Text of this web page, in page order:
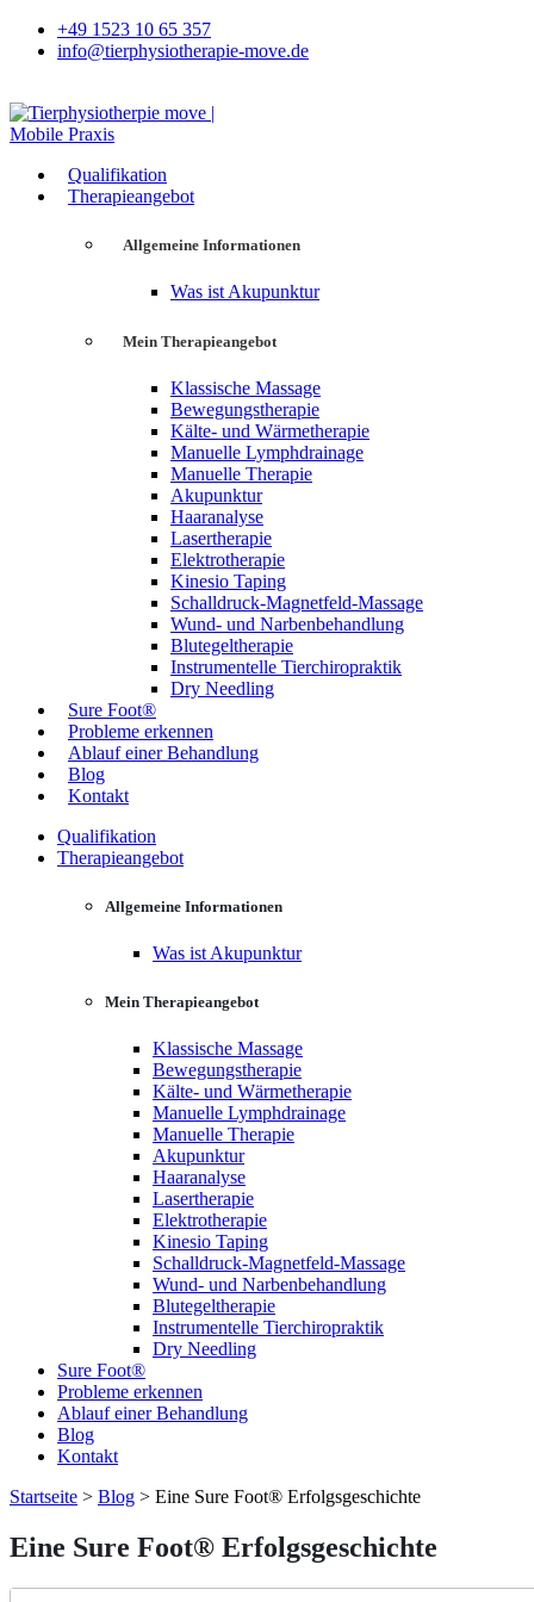
+49 1523 10 65 357
info@tierphysiotherapie-move.de
Qualifikation
Therapieangebot
Allgemeine Informationen
Was ist Akupunktur
Mein Therapieangebot
Klassische Massage
Bewegungstherapie
Kälte- und Wärmetherapie
Manuelle Lymphdrainage
Manuelle Therapie
Akupunktur
Haaranalyse
Lasertherapie
Elektrotherapie
Kinesio Taping
Schalldruck-Magnetfeld-Massage
Wund- und Narbenbehandlung
Blutegeltherapie
Instrumentelle Tierchiropraktik
Dry Needling
Sure Foot®
Probleme erkennen
Ablauf einer Behandlung
Blog
Kontakt
Qualifikation
Therapieangebot
Allgemeine Informationen
Was ist Akupunktur
Mein Therapieangebot
Klassische Massage
Bewegungstherapie
Kälte- und Wärmetherapie
Manuelle Lymphdrainage
Manuelle Therapie
Akupunktur
Haaranalyse
Lasertherapie
Elektrotherapie
Kinesio Taping
Schalldruck-Magnetfeld-Massage
Wund- und Narbenbehandlung
Blutegeltherapie
Instrumentelle Tierchiropraktik
Dry Needling
Sure Foot®
Probleme erkennen
Ablauf einer Behandlung
Blog
Kontakt
Startseite > Blog > Eine Sure Foot® Erfolgsgeschichte
Eine Sure Foot® Erfolgsgeschichte